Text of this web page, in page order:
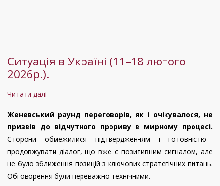
2028-
Руслан
Бортнік
Ситуація в Україні (11–18 лютого
2026р.).
Читати далі
в
Україні
(11–
18
лютого
2026р.).
Женевський раунд переговорів, як і очікувалося, не
призвів до відчутного прориву в мирному процесі.
Сторони обмежилися підтвердженням і готовністю
продовжувати діалог, що вже є позитивним сигналом, але
не було зближення позицій з ключових стратегічних питань.
Обговорення були переважно технічними.